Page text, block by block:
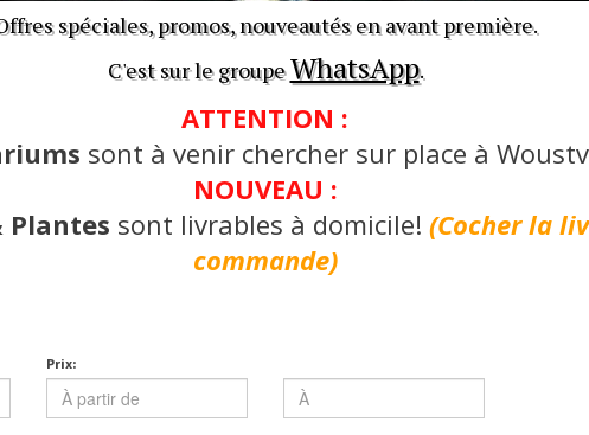
spéciales, promos, nouveautés en avant première.
C'est sur le groupeWhatsApp.
ATTENTION :
sont à venir chercher sur place à
NOUVEAU :
Plantes sont livrables à domicile! (Cocher la
commande)
Prix: